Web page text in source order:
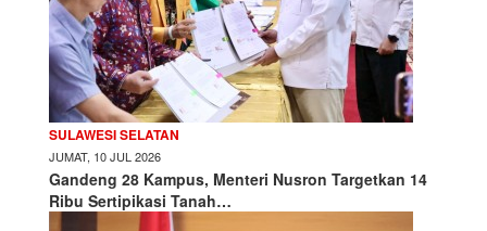
SULAWESI SELATAN
JUMAT, 10 JUL 2026
Gandeng 28 Kampus, Menteri Nusron Targetkan 14
Ribu Sertipikasi Tanah…